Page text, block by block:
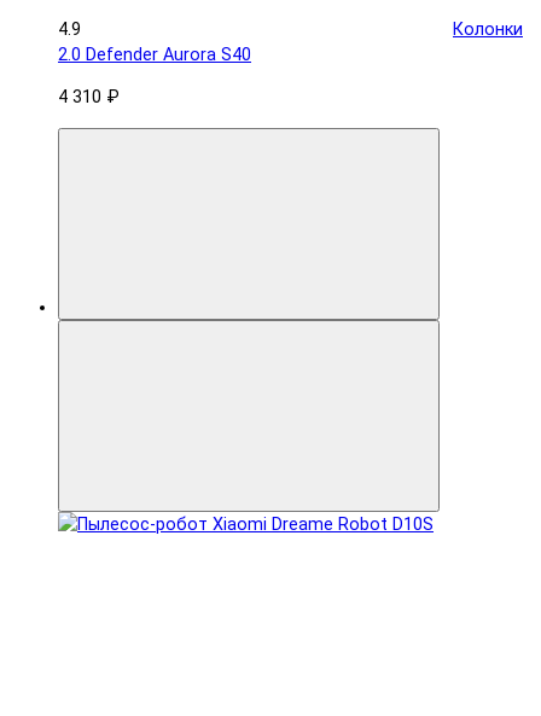
4.9
Колонки
2.0 Defender Aurora S40
4 310 ₽